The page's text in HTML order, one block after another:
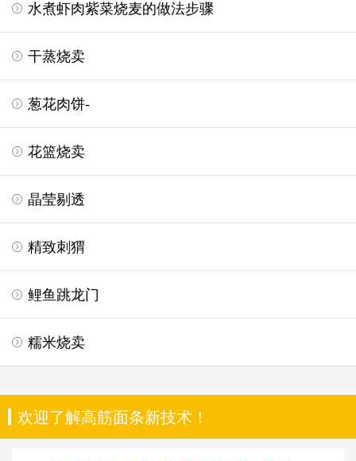
水煮虾肉紫菜烧麦的做法步骤
干蒸烧卖
葱花肉饼-
花篮烧卖
晶莹剔透
精致刺猬
鲤鱼跳龙门
糯米烧卖
欢迎了解高筋面条新技术！